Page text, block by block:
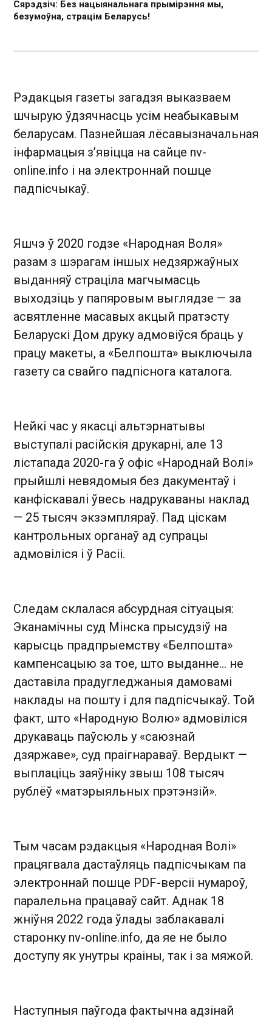
Сярэдзіч: Без нацыянальнага прымірэння мы,
безумоўна, страцім Беларусь!
Рэдакцыя газеты загадзя выказваем
шчырую ўдзячнасць усім неабыкавым
беларусам. Пазнейшая лёсавызначальная
інфармацыя з’явіцца на сайце nv-
online.info і на электроннай пошце
падпісчыкаў.
Яшчэ ў 2020 годзе «Народная Воля»
разам з шэрагам іншых недзяржаўных
выданняў страціла магчымасць
выходзіць у папяровым выглядзе — за
асвятленне масавых акцый пратэсту
Беларускі Дом друку адмовіўся браць у
працу макеты, а «Белпошта» выключыла
газету са свайго падпіснога каталога.
Нейкі час у якасці альтэрнатывы
выступалі расійскія друкарні, але 13
лістапада 2020-га ў офіс «Народнай Волі»
прыйшлі невядомыя без дакументаў і
канфіскавалі ўвесь надрукаваны наклад
— 25 тысяч экзэмпляраў. Пад ціскам
кантрольных органаў ад супрацы
адмовіліся і ў Расіі.
Следам склалася абсурдная сітуацыя:
Эканамічны суд Мінска прысудзіў на
карысць прадпрыемству «Белпошта»
кампенсацыю за тое, што выданне… не
даставіла прадугледжаныя дамовамі
наклады на пошту і для падпісчыкаў. Той
факт, што «Народную Волю» адмовіліся
друкаваць паўсюль у «саюзнай
дзяржаве», суд праігнараваў. Вердыкт —
выплаціць заяўніку звыш 108 тысяч
рублёў «матэрыяльных прэтэнзій».
Тым часам рэдакцыя «Народная Волі»
працягвала дастаўляць падпісчыкам па
электроннай пошце PDF-версіі нумароў,
паралельна працаваў сайт. Аднак 18
жніўня 2022 года ўлады заблакавалі
старонку nv-online.info, да яе не было
доступу як унутры краіны, так і за мяжой.
Наступныя паўгода фактычна адзінай